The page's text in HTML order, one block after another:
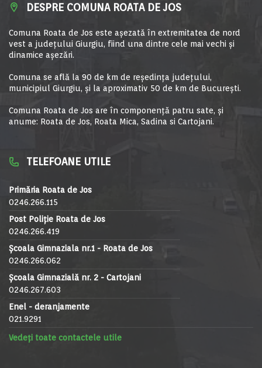
DESPRE COMUNA ROATA DE JOS
Comuna Roata de Jos este aşezată în extremitatea de nord
vest a judeţului Giurgiu, fiind una dintre cele mai vechi şi
dinamice aşezări.
Comuna se află la 90 de km de reşedinţa judeţului,
municipiul Giurgiu, şi la aproximativ 50 de km de Bucureşti.
Comuna Roata de Jos are în componență patru sate, și
anume: Roata de Jos, Roata Mica, Sadina si Cartojani.
TELEFOANE UTILE
Primăria Roata de Jos
0246.266.115
Post Poliție Roata de Jos
0246.266.419
Școala Gimnaziala nr.1 - Roata de Jos
0246.266.062
Școala Gimnazială nr. 2 - Cartojani
0246.267.603
Enel - deranjamente
021.9291
Vedeți toate contactele utile